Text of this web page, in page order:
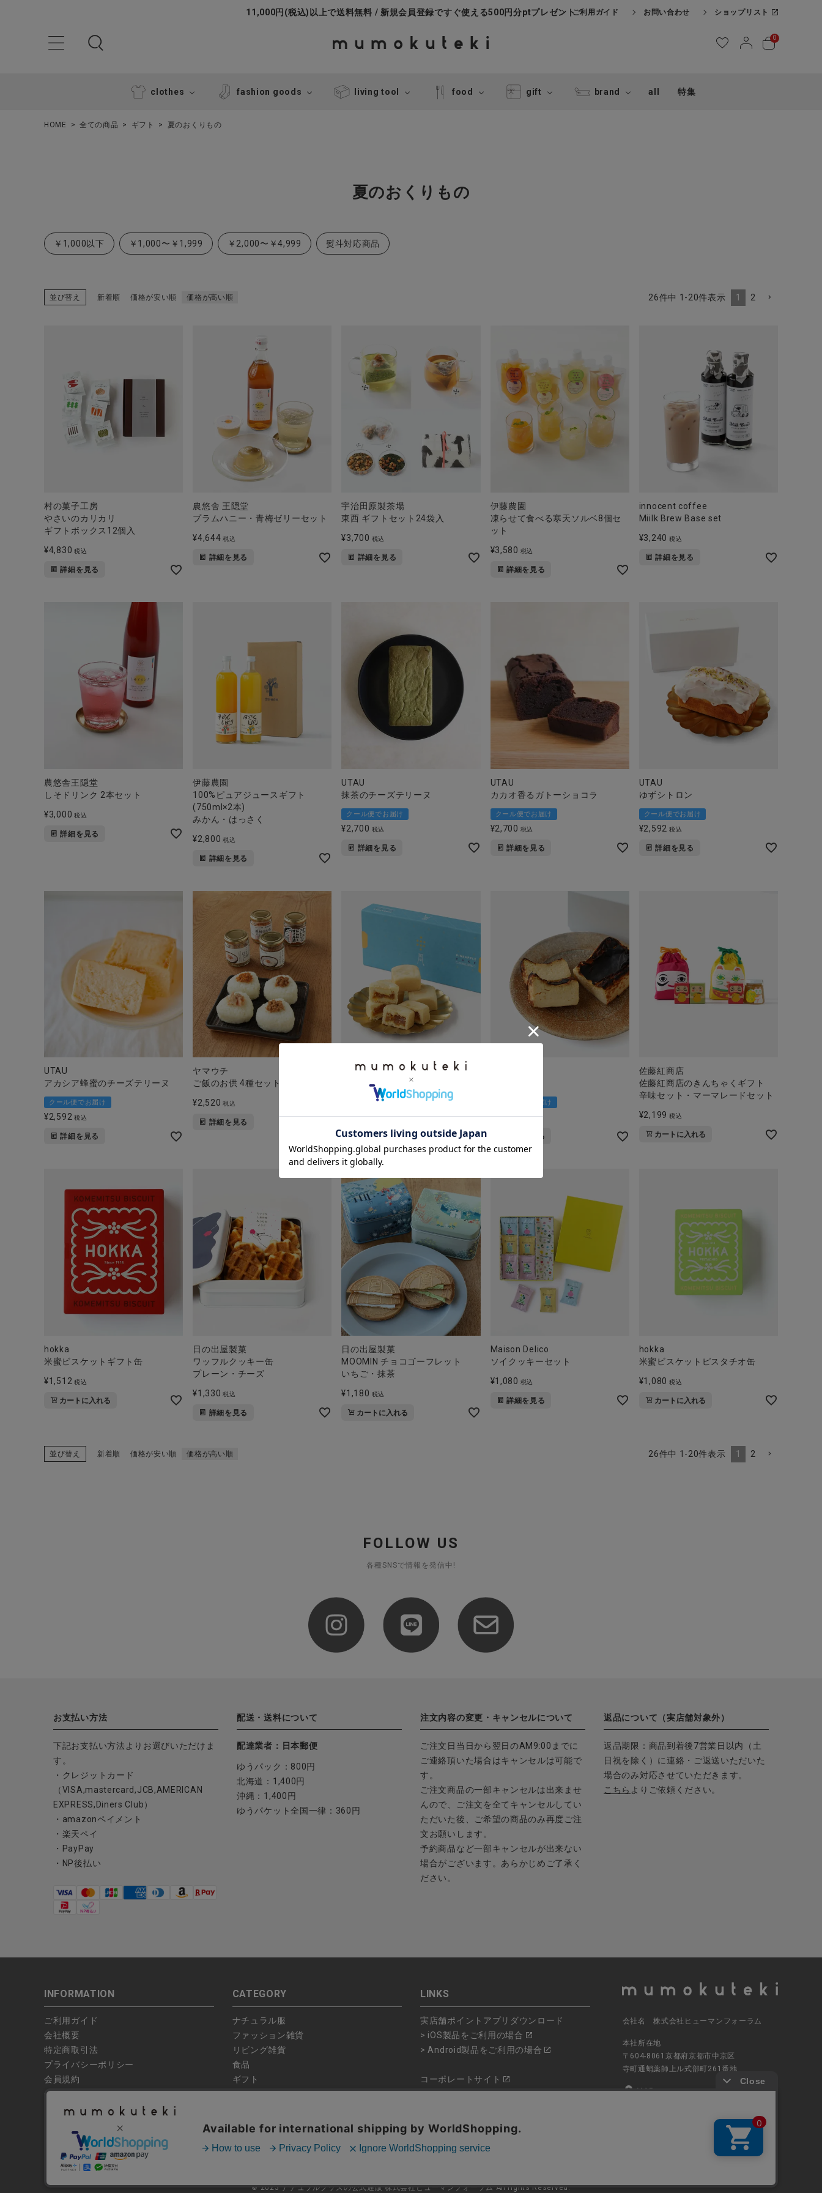
11,000円(税込)以上で送料無料 / 新規会員登録ですぐ使える500円分ptプレゼントご利用ガイド お問い合わせ ショップリスト
0
clothes fashion goods living tool food gift brand all 特集
ようこそ ゲスト 様
ナチュラル服
ファッション雑貨
ギフト
ブランド
HOME 全ての商品 ギフト 夏のおくりもの
夏のおくりもの
￥1,000以下 ￥1,000〜￥1,999 ￥2,000〜￥4,999 熨斗対応商品
並び替え 新着順 価格が安い順 価格が高い順 26件中 1 -20件表示 1 2
村の菓子工房
やさいのカリカリ
ギフトボックス12個入
¥4,830 税込
詳細を見る
農悠舎 王隠堂
プラムハニー・青梅ゼリーセット
¥4,644 税込
詳細を見る
宇治田原製茶場
東西 ギフトセット24袋入
¥3,700 税込
詳細を見る
伊藤農園
凍らせて食べる寒天ソルベ8個セ
ット
¥3,580 税込
詳細を見る
innocent coffee
Miilk Brew Base set
¥3,240 税込
詳細を見る
農悠舎王隠堂
しそドリンク 2本セット
¥3,000 税込
詳細を見る
伊藤農園
100%ピュアジュースギフト
(750ml×2本)
みかん・はっさく
¥2,800 税込
詳細を見る
UTAU
抹茶のチーズテリーヌ
クール便でお届け
¥2,700 税込
詳細を見る
UTAU
カカオ香るガトーショコラ
クール便でお届け
¥2,700 税込
詳細を見る
UTAU
ゆずシトロン
クール便でお届け
¥2,592 税込
詳細を見る
UTAU
アカシア蜂蜜のチーズテリーヌ
クール便でお届け
¥2,592 税込
詳細を見る
ヤマウチ
ご飯のお供 4種セット
¥2,520 税込
詳細を見る
はちかく
鳳梨パイナップルケーキ 8個入
税込 クール便でお届け
¥2,268 税込
詳細を見る
佐藤紅商店
佐藤紅商店のきんちゃくギフト
辛味セット・マーマレードセット
¥2,199 税込
カートに入れる
hokka
米蜜ビスケットギフト缶
¥1,512 税込
カートに入れる
日の出屋製菓
ワッフルクッキー缶
プレーン・チーズ
¥1,330 税込
詳細を見る
日の出屋製菓
MOOMIN チョコゴーフレット
いちご・抹茶
¥1,180 税込
カートに入れる
Maison Delico
ソイクッキーセット
¥1,080 税込
詳細を見る
hokka
米蜜ビスケットピスタチオ缶
¥1,080 税込
カートに入れる
並び替え 新着順 価格が安い順 価格が高い順 26件中 1 -20件表示 1 2
FOLLOW US
各種SNSで情報を発信中!
お支払い方法
下記お支払い方法よりお選びいただけま
す。
・クレジットカード
（VISA,mastercard,JCB,AMERICAN
EXPRESS,Diners Club）
・amazonペイメント
・楽天ペイ
・PayPay
・NP後払い
配送・送料について
配達業者：日本郵便
ゆうパック：800円
北海道：1,400円
沖縄：1,400円
ゆうパケット全国一律：360円
注文内容の変更・キャンセルについて
ご注文日当日から翌日のAM9:00までに
ご連絡頂いた場合はキャンセルは可能で
す。
ご注文商品の一部キャンセルは出来ませ
んので、ご注文を全てキャンセルしてい
ただいた後、ご希望の商品のみ再度ご注
文お願いします。
予約商品など一部キャンセルが出来ない
場合がございます。あらかじめご了承く
ださい。
返品について（実店舗対象外）
返品期限：商品到着後7営業日以内（土
日祝を除く）に連絡・ご返送いただいた
場合のみ対応させていただきます。
こちら よりご依頼ください。
INFORMATION
ご利用ガイド
会社概要
特定商取引法
プライバシーポリシー
会員規約
偽サイトにご注意ください
お問い合わせ
CATEGORY
ナチュラル服
ファッション雑貨
リビング雑貨
食品
ギフト
ブランド
全ての商品
LINKS
実店舗ポイントアプリダウンロード
> iOS製品をご利用の場合
> Android製品をご利用の場合
コーポレートサイト
ショップリスト
会社名 株式会社ヒューマンフォーラム
本社所在地
〒604-8061京都府京都市中京区
寺町通蛸薬師上ル式部町261番地
MAP
営業時間 11:00～17:30（土日休業）
© 2023ナチュラルグッズの公式通販 株式会社ヒューマンフォーラムAll rights Reserved.